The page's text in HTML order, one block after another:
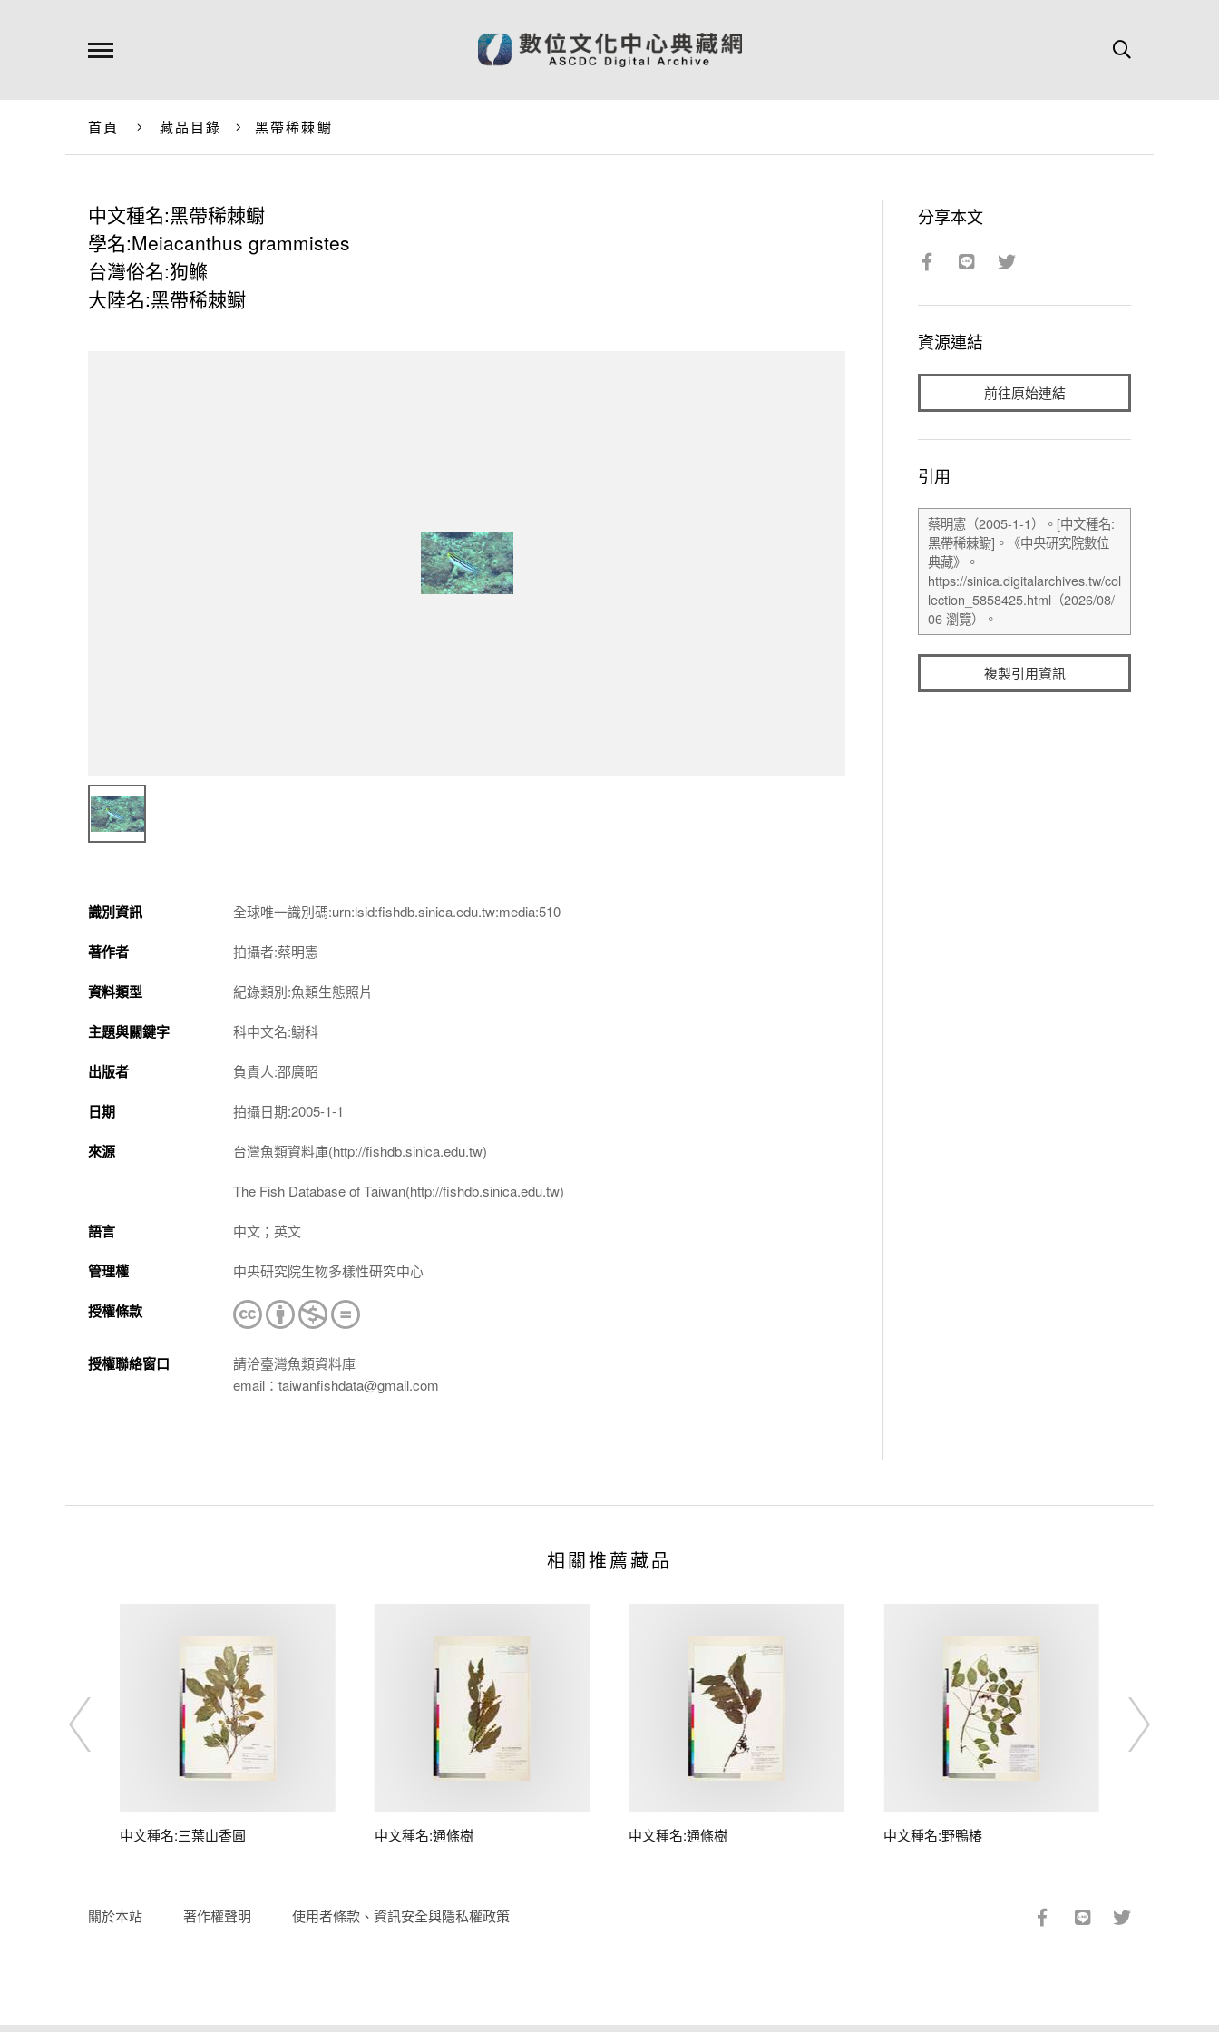
首頁 藏品目錄 黑帶稀棘鳚
中文種名:黑帶稀棘鳚
學名:Meiacanthus grammistes
台灣俗名:狗鰷
大陸名:黑帶稀棘鳚
識別資訊 全球唯一識別碼:urn:lsid:fishdb.sinica.edu.tw:media:510
著作者 拍攝者:蔡明憲
資料類型 紀錄類別:魚類生態照片
主題與關鍵字 科中文名:鳚科
出版者 負責人:邵廣昭
日期 拍攝日期:2005-1-1
來源 台灣魚類資料庫(http://fishdb.sinica.edu.tw)
The Fish Database of Taiwan(http://fishdb.sinica.edu.tw)
語言 中文；英文
管理權 中央研究院生物多樣性研究中心
授權條款
授權聯絡窗口
請洽臺灣魚類資料庫
email：taiwanfishdata@gmail.com
分享本文
資源連結
前往原始連結
引用
複製引用資訊
相關推薦藏品
中文種名:三葉山香圓 中文種名:通條樹 中文種名:通條樹 中文種名:野鴨椿
關於本站 著作權聲明 使用者條款、資訊安全與隱私權政策